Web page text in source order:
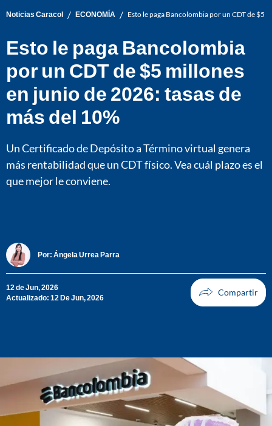
Noticias Caracol / ECONOMÍA / Esto le paga Bancolombia por un CDT de $5
Esto le paga Bancolombia
por un CDT de $5 millones
en junio de 2026: tasas de
más del 10%
Un Certificado de Depósito a Término virtual genera
más rentabilidad que un CDT físico. Vea cuál plazo es el
que mejor le conviene.
Por: Ángela Urrea Parra
12 de Jun, 2026
Actualizado: 12 De Jun, 2026